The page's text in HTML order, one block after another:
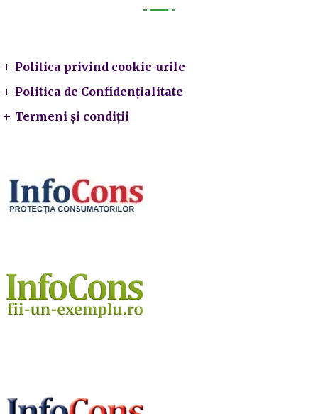
Politica privind cookie-urile
Politica de Confidențialitate
Termeni și condiții